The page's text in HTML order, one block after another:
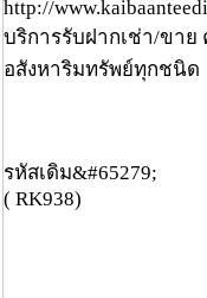
http://
บริการรับฝากเช่า/ขาย
อสังหาริมทรัพย์ทุกชนิด
รหัสเดิม&#65279;
( RK938)